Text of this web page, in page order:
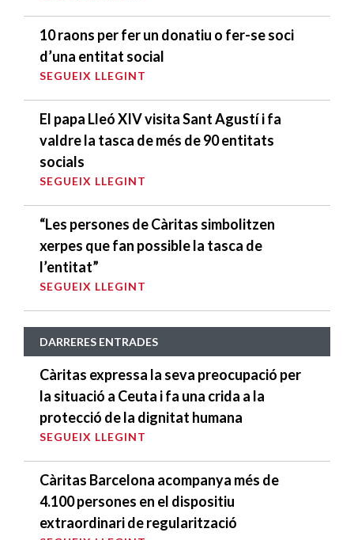
10 raons per fer un donatiu o fer-se soci
d’una entitat social
SEGUEIX LLEGINT
El papa Lleó XIV visita Sant Agustí i fa
valdre la tasca de més de 90 entitats
socials
SEGUEIX LLEGINT
“Les persones de Càritas simbolitzen
xerpes que fan possible la tasca de
l’entitat”
SEGUEIX LLEGINT
DARRERES ENTRADES
Càritas expressa la seva preocupació per
la situació a Ceuta i fa una crida a la
protecció de la dignitat humana
SEGUEIX LLEGINT
Càritas Barcelona acompanya més de
4.100 persones en el dispositiu
extraordinari de regularització